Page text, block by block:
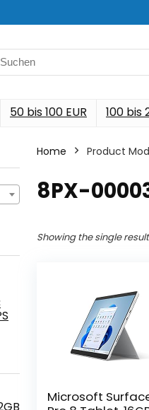
50 bis 100 EUR 100 bis
Home Product
‎8PX-
Showing the single result
Microsoft